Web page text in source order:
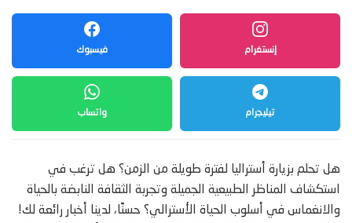
فيسبوك إنستغرام
واتساب تيليجرام
هل تحلم بزيارة أستراليا لفترة طويلة من الزمن؟ هل ترغب في
استكشاف المناظر الطبيعية الجميلة وتجربة الثقافة النابضة بالحياة
والانغماس في أسلوب الحياة الأسترالي؟ حسنًا، لدينا أخبار رائعة لك!